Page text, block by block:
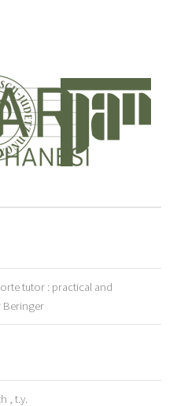
tutor : practical and
Beringer
, t.y.